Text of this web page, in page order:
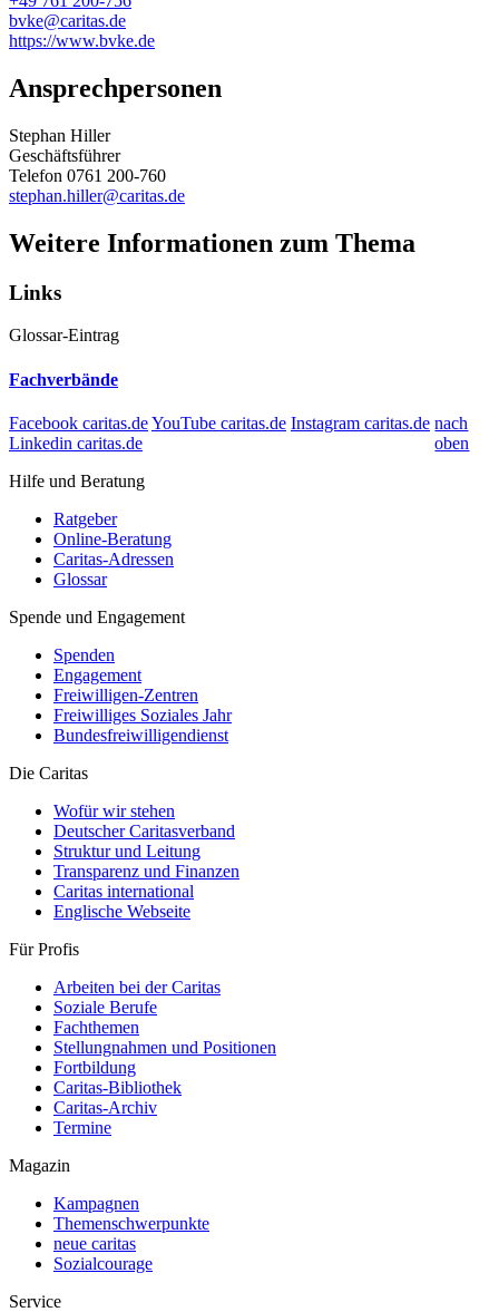
bvke@caritas.de
https://www.bvke.de
Ansprechpersonen
Stephan Hiller
Geschäftsführer
Telefon 0761 200-760
stephan.hiller@caritas.de
Weitere Informationen zum Thema
Links
Glossar-Eintrag
Fachverbände
Facebook caritas.deYouTube caritas.de Instagram caritas.de
Linkedin caritas.de
nach
oben
Hilfe und Beratung
Ratgeber
Online-Beratung
Caritas-Adressen
Glossar
Spende und Engagement
Spenden
Engagement
Freiwilligen-Zentren
Freiwilliges Soziales Jahr
Bundesfreiwilligendienst
Die Caritas
Wofür wir stehen
Deutscher Caritasverband
Struktur und Leitung
Transparenz und Finanzen
Caritas international
Englische Webseite
Für Profis
Arbeiten bei der Caritas
Soziale Berufe
Fachthemen
Stellungnahmen und Positionen
Fortbildung
Caritas-Bibliothek
Caritas-Archiv
Termine
Magazin
Kampagnen
Themenschwerpunkte
neue caritas
Sozialcourage
Service